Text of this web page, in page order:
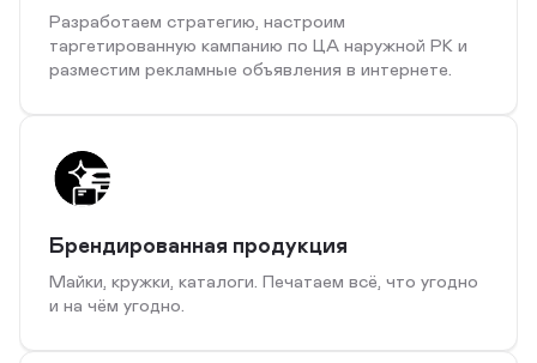
Разработаем стратегию, настроим
таргетированную кампанию по ЦА наружной РК и
разместим рекламные объявления в интернете.
Брендированная продукция
Майки, кружки, каталоги. Печатаем всё, что угодно
и на чём угодно.